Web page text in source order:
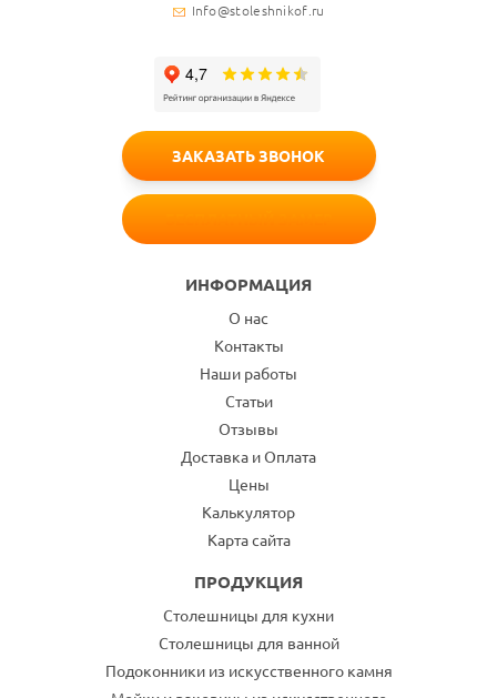
Info@stoleshnikof.ru
ИНФОРМАЦИЯ
О нас
Контакты
Наши работы
Статьи
Отзывы
Доставка и Оплата
Цены
Калькулятор
Карта сайта
ПРОДУКЦИЯ
Столешницы для кухни
Столешницы для ванной
Подоконники из искусственного камня
ЗАКАЗАТЬ ЗВОНОК